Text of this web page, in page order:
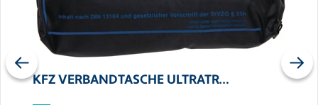
KFZ VERBANDTASCHE ULTRATR…
Previous Next